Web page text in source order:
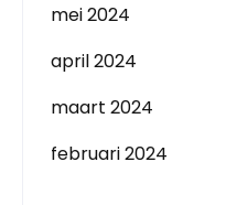
mei 2024
april 2024
maart 2024
februari 2024